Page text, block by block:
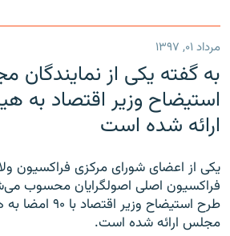
مرداد ۰۱, ۱۳۹۷
به گفته یکی از
استیضاح وزیر اقتصاد به
ارائه شده است
یکی از اعضای شورای مرکزی فراکسیون
فراکسیون اصلی اصولگرایان محسوب
طرح استیضاح وزیر
مجلس ارائه شده است.